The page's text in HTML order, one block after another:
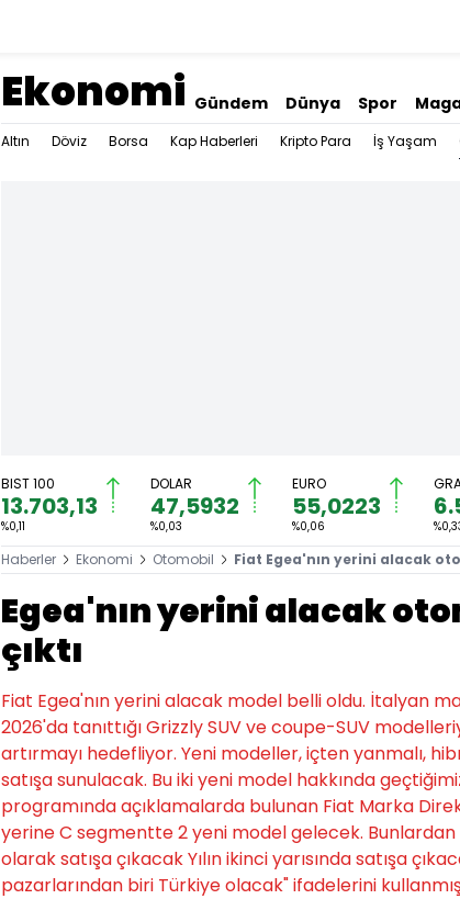
Ekonomi Gündem Dünya Spor
Altın Döviz Borsa Kap Haberleri Kripto Para İş Yaşam
BIST 100
13.703,13
%0,11
DOLAR
47,5932
%0,03
EURO
55,0223
%0,06
Haberler Ekonomi Otomobil Fiat Egea'nın yerini alacak
Egea'nın yerini alacak
çıktı
Fiat Egea'nın yerini alacak model belli oldu. İtalyan
2026'da tanıttığı Grizzly SUV ve coupe-SUV
artırmayı hedefliyor. Yeni modeller, içten yanmalı,
satışa sunulacak. Bu iki yeni model hakkında
programında açıklamalarda bulunan Fiat Marka
yerine C segmentte 2 yeni model gelecek.
olarak satışa çıkacak Yılın ikinci yarısında satışa
pazarlarından biri Türkiye olacak" ifadelerini